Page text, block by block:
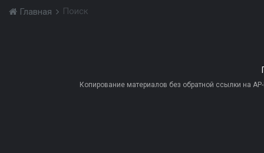
Главная Поиск
Копирование материалов без обратной ссылки на